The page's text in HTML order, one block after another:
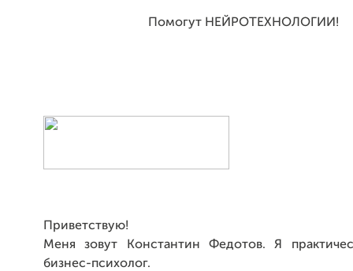
Помогут НЕЙРОТЕХНОЛОГИИ!
Приветствую!
Меня зовут Константин Федотов. Я
бизнес-психолог.